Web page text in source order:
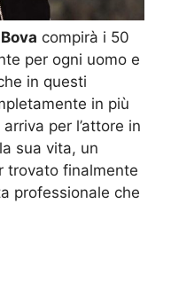
compirà i 50
per ogni uomo e
in questi
in più
per l’attore in
sua vita, un
trovato finalmente
professionale che